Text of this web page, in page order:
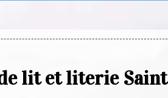
lit et literie